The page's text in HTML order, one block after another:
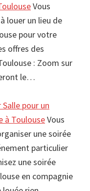
Vous
louer un lieu de
pour votre
offres des
: Zoom sur
le…
pour un
à ToulouseVous
une soirée
particulier
une soirée
en compagnie